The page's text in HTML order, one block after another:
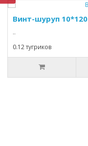
Винт-шуруп 10*120
..
0.12 тугриков